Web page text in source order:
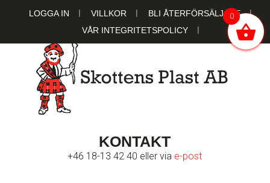
LOGGA IN VILLKOR
BLI ÅTERFÖRSÄLJARE
VÅR INTEGRITETSPOLICY
SKOTTENS
PLAST AB
KONTAKT
+46 18-13 42 40 eller via e-post
0